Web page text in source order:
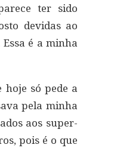
ter sido
devidas ao
é a minha
hoje só pede a
pela minha
aos super-
pois é o que